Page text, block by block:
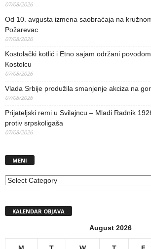
07/08/2026
Od 10. avgusta izmena saobraćaja na
Požarevac
07/08/2026
Kostolački kotlić i Etno sajam održani
Kostolcu
07/08/2026
Vlada Srbije produžila smanjenje akciza na
07/08/2026
Prijateljski remi u Svilajncu – Mladi Radnik
protiv srpskoligaša
07/08/2026
MENI
MENI
KALENDAR OBJAVA
August 2026